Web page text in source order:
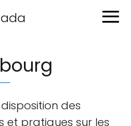
des
et pratiques sur les